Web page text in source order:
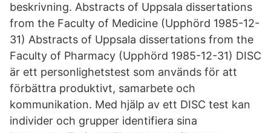
beskrivning. Abstracts of Uppsala dissertations
from the Faculty of Medicine (Upphörd 1985-12-
31) Abstracts of Uppsala dissertations from the
Faculty of Pharmacy (Upphörd 1985-12-31) DISC
är ett personlighetstest som används för att
förbättra produktivt, samarbete och
kommunikation. Med hjälp av ett DISC test kan
individer och grupper identifiera sina